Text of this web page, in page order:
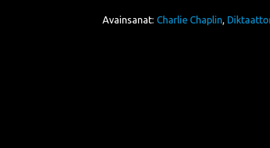
Avainsanat: Charlie Chaplin,